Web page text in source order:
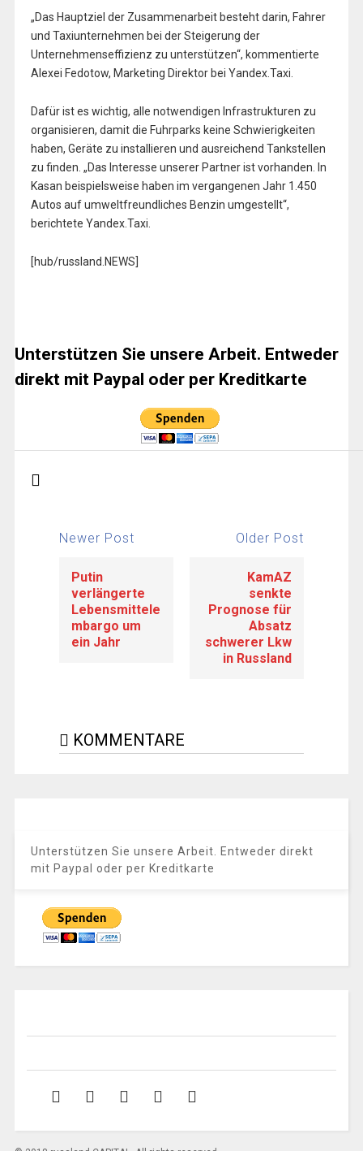
„Das Hauptziel der Zusammenarbeit besteht darin, Fahrer
und Taxiunternehmen bei der Steigerung der
Unternehmenseffizienz zu unterstützen“, kommentierte
Alexei Fedotow, Marketing Direktor bei Yandex.Taxi.
Dafür ist es wichtig, alle notwendigen Infrastrukturen zu
organisieren, damit die Fuhrparks keine Schwierigkeiten
haben, Geräte zu installieren und ausreichend Tankstellen
zu finden. „Das Interesse unserer Partner ist vorhanden. In
Kasan beispielsweise haben im vergangenen Jahr 1.450
Autos auf umweltfreundliches Benzin umgestellt“,
berichtete Yandex.Taxi.
[hub/russland.NEWS]
Unterstützen Sie unsere Arbeit. Entweder
direkt mit Paypal oder per Kreditkarte
Newer Post
Putin
verlängerte
Lebensmittele
mbargo um
ein Jahr
Older Post
KamAZ
senkte
Prognose für
Absatz
schwerer Lkw
in Russland
KOMMENTARE
Unterstützen Sie unsere Arbeit. Entweder direkt
mit Paypal oder per Kreditkarte